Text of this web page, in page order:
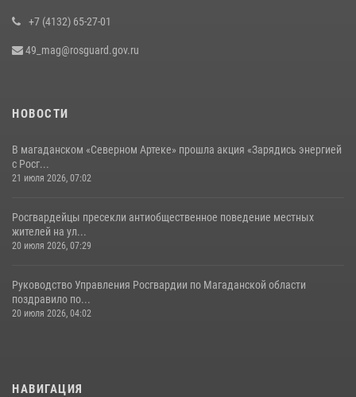
+7 (4132) 65-27-01
49_mag@rosguard.gov.ru
НОВОСТИ
В магаданском «Северном Артеке» прошла акция «Зарядись энергией
с Росг...
21 июля 2026, 07:02
Росгвардейцы пресекли антиобщественное поведение местных
жителей на ул...
20 июля 2026, 07:29
Руководство Управления Росгвардии по Магаданской области
поздравило по...
20 июля 2026, 04:02
НАВИГАЦИЯ